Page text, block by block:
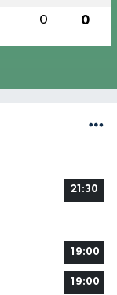
0 0
21:30
19:00
19:00